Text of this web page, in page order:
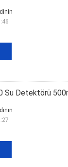
Su Detektörü